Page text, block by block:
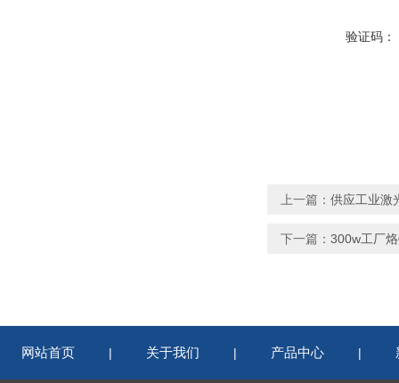
验证码：
上一篇： 供应工业激
下一篇： 300w工厂
网站首页 | 关于我们 | 产品中心 |